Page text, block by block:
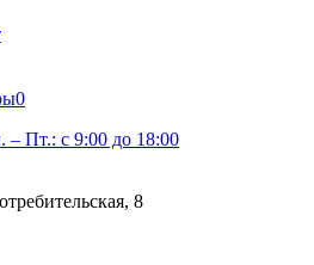
0
– Пт.: с 9:00 до 18:00
8